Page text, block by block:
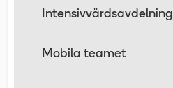
Intensivvårdsavdelning
Mobila teamet